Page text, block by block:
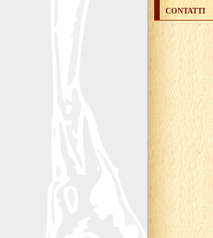
CONTATTI